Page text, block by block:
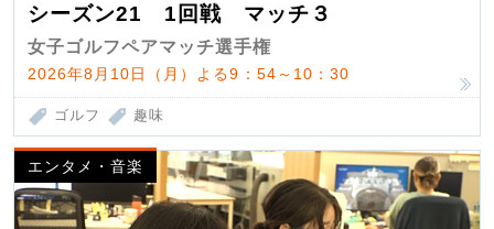
シーズン21 1回戦 マッチ３
女子ゴルフペアマッチ選手権
2026年8月10日（月）よる9：54～10：30
ゴルフ 趣味
エンタメ・音楽